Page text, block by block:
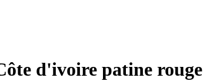
d'ivoire patine rouge